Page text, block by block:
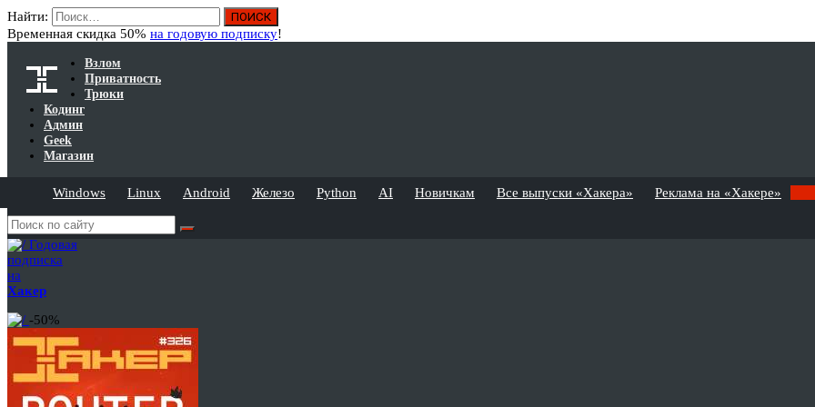
Найти:
Временная скидка 50% на годовую подписку!
Взлом
Приватность
Трюки
Кодинг
Админ
Geek
Магазин
Windows Linux Android Железо Python AI Новичкам Все выпуски «Хакера» Реклама на «Хакере»
Годовая
подписка
на
Хакер
-50%